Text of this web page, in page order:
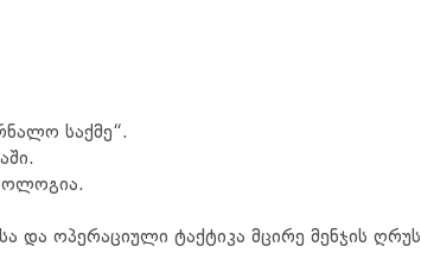
საქმე“.
და ოპერაციული ტაქტიკა მცირე მენჯის ღრუს